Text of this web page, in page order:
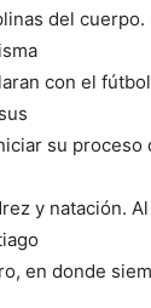
del cuerpo.
con el
su
y natación.
en donde